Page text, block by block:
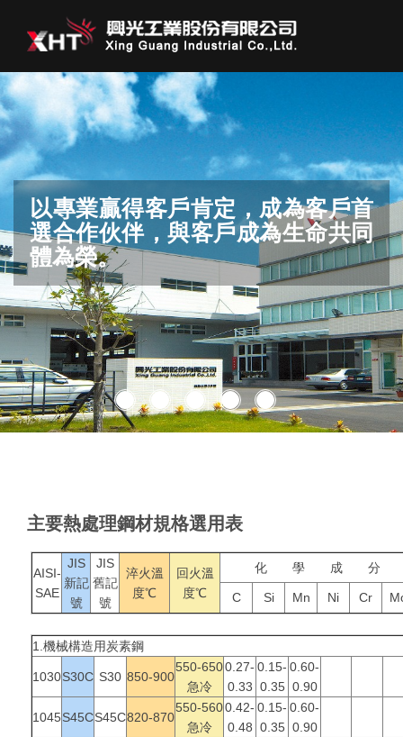
以專業贏得客戶肯定，成為客戶首
選合作伙伴，與客戶成為生命共同
體為榮。
結合創意、智慧、經驗，為產業界
做出巨大貢獻。
滿足客戶要求，邁向世界品質
保護環境，生生不息。
主要熱處理鋼材規格選用表
AISI-
SAE
JIS
新記
號
JIS
舊記
號
淬火溫
度℃
回火溫
度℃
化 學 成 分
C Si Mn Ni Cr
1.機械構造用炭素鋼
1030S30C S30 850-900
550-650
急冷
0.27-
0.33
0.15-
0.35
0.60-
0.90
1045S45CS45C820-870
550-560
急冷
0.42-
0.48
0.15-
0.35
0.60-
0.90